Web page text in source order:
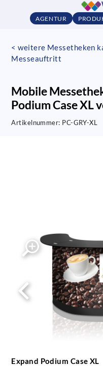
AGENTUR
< weitere Messetheken
Messeauftritt
Mobile
Podium Case XL
Artikelnummer: PC-GRY-XL
Expand Podium Case XL